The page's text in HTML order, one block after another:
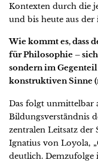
Kontexten durch die
und bis heute aus
Wie kommt es, dass
für Philosophie –
sondern im
konstruktiven Sinne
Das folgt unmittelbar
Bildungsverständnis
zentralen Leitsatz der
Ignatius von Loyola,
deutlich. Demzufolge